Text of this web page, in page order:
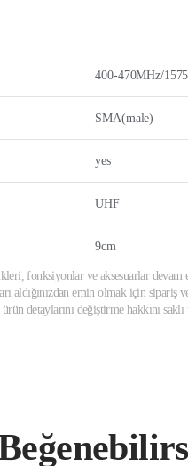
400-470MHz/
SMA(male)
yes
UHF
9cm
fonksiyonlar ve aksesuarlar
aldığınızdan emin olmak için sipariş
detaylarını değiştirme hakkını saklı